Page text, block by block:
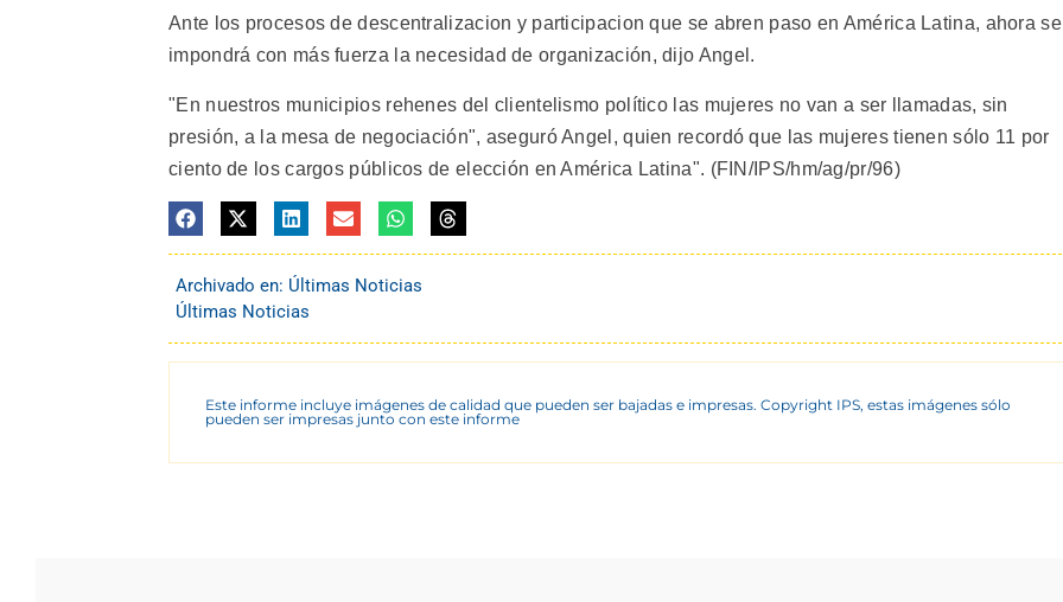
Ante los procesos de descentralizacion y participacion que se abren paso en América Latina, ahora se
impondrá con más fuerza la necesidad de organización, dijo Angel.
"En nuestros municipios rehenes del clientelismo político las mujeres no van a ser llamadas, sin
presión, a la mesa de negociación", aseguró Angel, quien recordó que las mujeres tienen sólo 11 por
ciento de los cargos públicos de elección en América Latina". (FIN/IPS/hm/ag/pr/96)
Archivado en: Últimas Noticias
Últimas Noticias
Este informe incluye imágenes de calidad que pueden ser bajadas e impresas. Copyright IPS, estas imágenes sólo
pueden ser impresas junto con este informe